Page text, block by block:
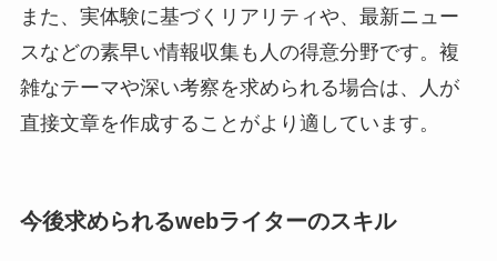
また、実体験に基づくリアリティや、最新ニュー
スなどの素早い情報収集も人の得意分野です。複
雑なテーマや深い考察を求められる場合は、人が
直接文章を作成することがより適しています。
今後求められるwebライターのスキル